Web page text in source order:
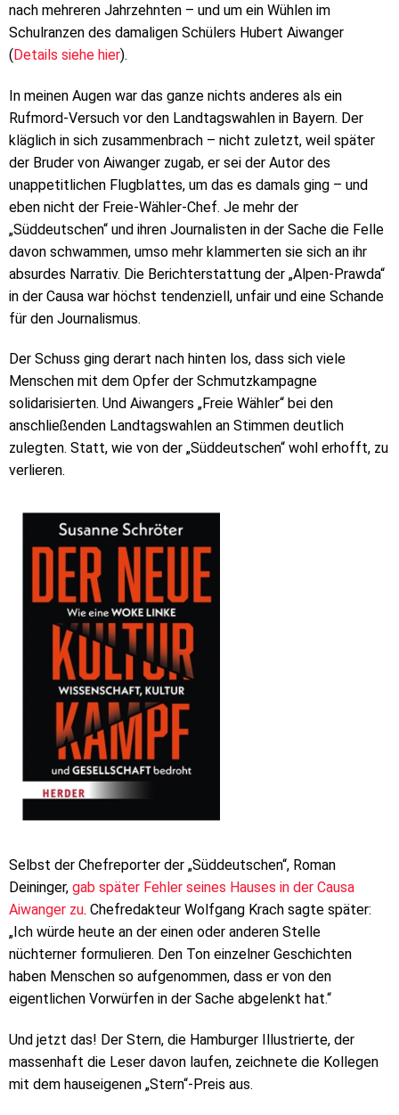
nach mehreren Jahrzehnten – und um ein Wühlen im
Schulranzen des damaligen Schülers Hubert Aiwanger
(Details siehe hier).
In meinen Augen war das ganze nichts anderes als ein
Rufmord-Versuch vor den Landtagswahlen in Bayern. Der
kläglich in sich zusammenbrach – nicht zuletzt, weil später
der Bruder von Aiwanger zugab, er sei der Autor des
unappetitlichen Flugblattes, um das es damals ging – und
eben nicht der Freie-Wähler-Chef. Je mehr der
„Süddeutschen“ und ihren Journalisten in der Sache die Felle
davon schwammen, umso mehr klammerten sie sich an ihr
absurdes Narrativ. Die Berichterstattung der „Alpen-Prawda“
in der Causa war höchst tendenziell, unfair und eine Schande
für den Journalismus.
Der Schuss ging derart nach hinten los, dass sich viele
Menschen mit dem Opfer der Schmutzkampagne
solidarisierten. Und Aiwangers „Freie Wähler“ bei den
anschließenden Landtagswahlen an Stimmen deutlich
zulegten. Statt, wie von der „Süddeutschen“ wohl erhofft, zu
verlieren.
Selbst der Chefreporter der „Süddeutschen“, Roman
Deininger, gab später Fehler seines Hauses in der Causa
Aiwanger zu. Chefredakteur Wolfgang Krach sagte später:
„Ich würde heute an der einen oder anderen Stelle
nüchterner formulieren. Den Ton einzelner Geschichten
haben Menschen so aufgenommen, dass er von den
eigentlichen Vorwürfen in der Sache abgelenkt hat.“
Und jetzt das! Der Stern, die Hamburger Illustrierte, der
massenhaft die Leser davon laufen, zeichnete die Kollegen
mit dem hauseigenen „Stern“-Preis aus.